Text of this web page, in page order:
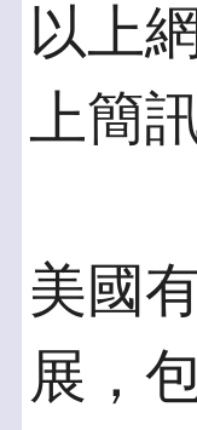
以上
上簡
美國
展，